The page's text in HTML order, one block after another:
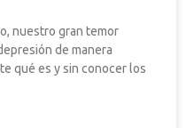
nuestro gran temor
de manera
qué es y sin conocer los